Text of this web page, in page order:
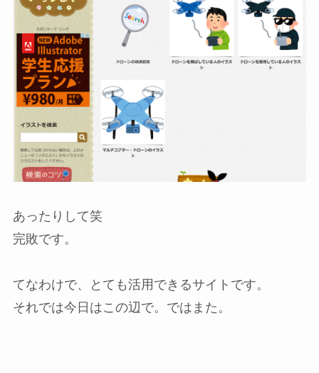
あったりして笑
完敗です。
てなわけで、とても活用できるサイトです。
それでは今日はこの辺で。ではまた。